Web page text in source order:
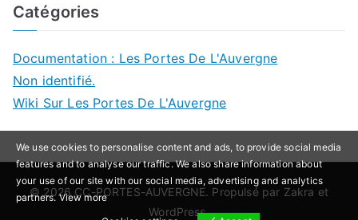
Catégories
Documentation : Les Portes De L'Auvergne
Non identifié.
Wiki Sur Les Portes De L'Auvergne
© 2026 CC-PORTES-AUVERGNE. Propulsé par Zakra et
WordPress.
We use cookies to personalise content and ads, to provide social media
features and to analyse our traffic. We also share information about
your use of our site with our social media, advertising and analytics
partners.View more